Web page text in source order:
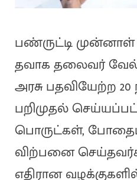
பண்ருட்டி
தவாக தலைவர்
அரசு பதவியேற்ற
பறிமுதல்
பொருட்கள்,
விற்பனை
எதிரான